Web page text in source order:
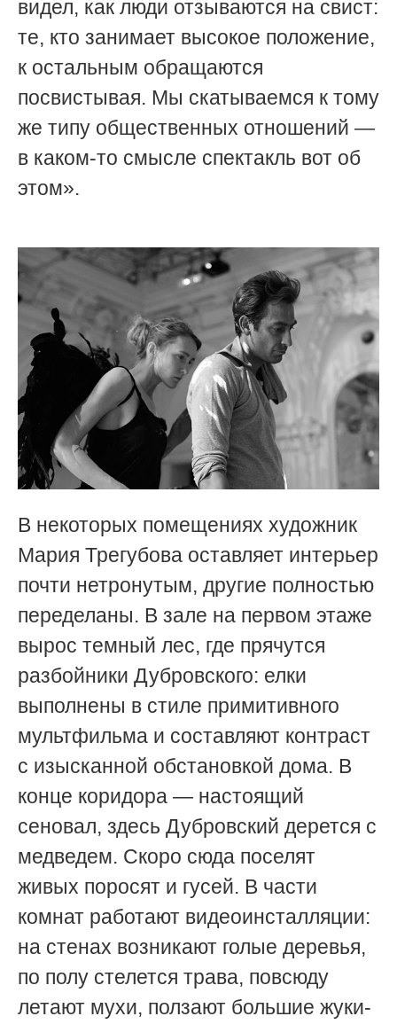
видел, как люди отзываются на свист:
те, кто занимает высокое положение,
к остальным обращаются
посвистывая. Мы скатываемся к тому
же типу общественных отношений —
в каком-то смысле спектакль вот об
этом».
В некоторых помещениях художник
Мария Трегубова оставляет интерьер
почти нетронутым, другие полностью
переделаны. В зале на первом этаже
вырос темный лес, где прячутся
разбойники Дубровского: елки
выполнены в стиле примитивного
мультфильма и составляют контраст
с изысканной обстановкой дома. В
конце коридора — настоящий
сеновал, здесь Дубровский дерется с
медведем. Скоро сюда поселят
живых поросят и гусей. В части
комнат работают видеоинсталляции:
на стенах возникают голые деревья,
по полу стелется трава, повсюду
летают мухи, ползают большие жуки-